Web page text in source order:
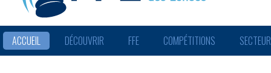
ACCUEIL DÉCOUVRIR FFE COMPÉTITIONS